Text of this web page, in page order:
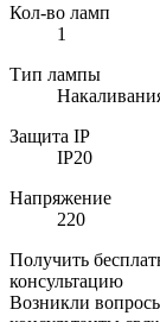
Кол-во ламп
1
Тип лампы
Защита IP
IP20
Напряжение
220
Получить
консультацию
Возникли